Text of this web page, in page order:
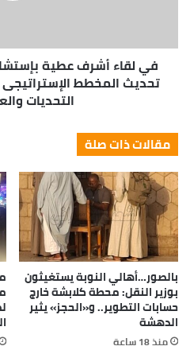
في لقاء أشرف عطية
تحديث المخطط
التحديات
مقالات ذات صلة
بالصور…أهالي النوبة يستغيثون
بوزير النقل: محطة كلابشة خارج
حسابات التطوير.. و«الحجز» يثير
الدهشة
منذ 18 ساعة